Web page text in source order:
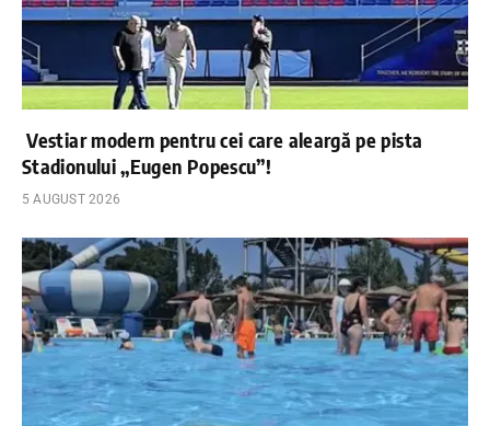
Vestiar modern pentru cei care aleargă pe pista
Stadionului „Eugen Popescu”!
5 AUGUST 2026